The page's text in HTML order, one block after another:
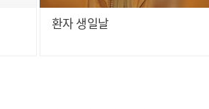
환자 생일날